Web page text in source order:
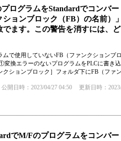
ログラムをStandardでコンバ
ションブロック（FB）の名前）
でます。この警告を消すには、
ムで使用していないFB（ファンクションブ
変換エラーのないプログラムをPLCに書き
クションブロック］フォルダ下にFB（ファ
公開日時：2023/04/27 04:50 更新日時：
でM/Fのプログラムをコンバ